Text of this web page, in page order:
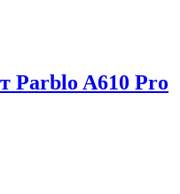
Parblo A610 Pro